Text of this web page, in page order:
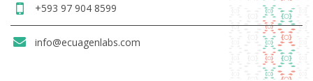
+593 97 904 8599
info@ecuagenlabs.com